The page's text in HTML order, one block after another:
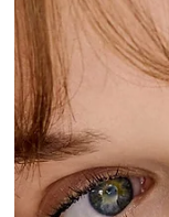
Istituto
Trattamenti
costume: da